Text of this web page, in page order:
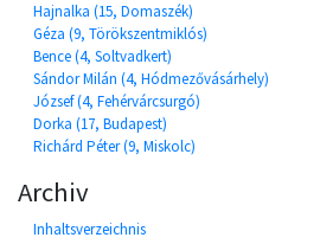
Hajnalka (15, Domaszék)
Géza (9, Törökszentmiklós)
Bence (4, Soltvadkert)
Sándor Milán (4, Hódmezővásárhely)
József (4, Fehérvárcsurgó)
Dorka (17, Budapest)
Richárd Péter (9, Miskolc)
Archiv
Inhaltsverzeichnis